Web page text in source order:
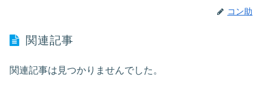
コン助
関連記事
関連記事は見つかりませんでした。